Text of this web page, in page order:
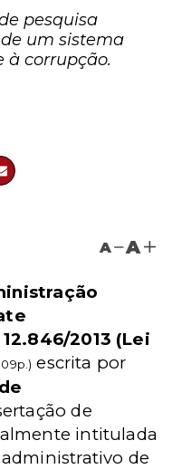
pesquisa
um sistema
corrupção.
A A
2013 (Lei
escrita por
de
intitulada
de